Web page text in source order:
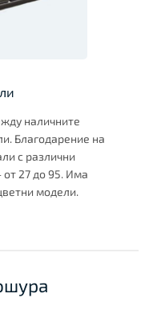
наличните
Благодарение на
с различни
от 27 до 95. Има
модели.